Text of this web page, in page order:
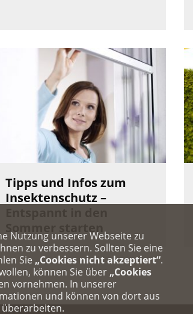
Tipps und Infos zum
Insektenschutz –
Nutzung unserer Webseite zu
zu verbessern. Sollten Sie eine
Sie „Cookies nicht akzeptiert“.
können Sie über „Cookies
vornehmen. In unserer
und können von dort aus